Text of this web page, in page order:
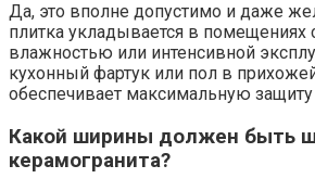
Да, это вполне допустимо и даже
плитка укладывается в помещениях
влажностью или интенсивной
кухонный фартук или пол в
обеспечивает максимальную защиту
Какой ширины должен быть
керамогранита?